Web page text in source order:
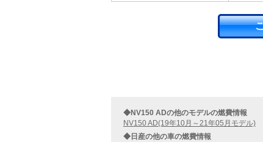
◆NV150 ADの他のモデルの燃費情報
NV150 AD(19年10月～21年05月モデル)
◆日産の他の車の燃費情報